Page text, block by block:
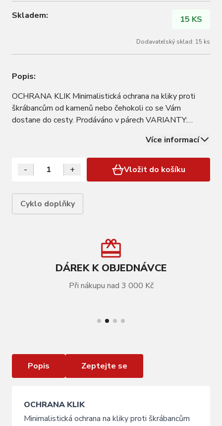
Skladem: 15 KS
Dodavatelský sklad: 15 ks
Popis:
OCHRANA KLIK Minimalistická ochrana na kliky proti
škrábancům od kamenů nebo čehokoli co se Vám
dostane do cesty. Prodáváno v párech VARIANTY:
Více informací
- + Vložit do košíku
Cyklo doplňky
DÁREK K OBJEDNÁVCE
Při nákupu nad 3 000 Kč
Popis Zeptejte se
OCHRANA KLIK
Minimalistická ochrana na kliky proti škrábancům